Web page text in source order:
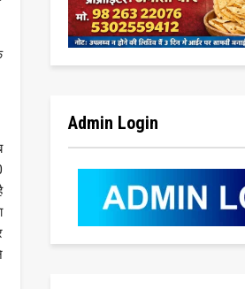
Admin Login